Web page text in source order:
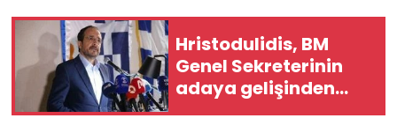
Hristodulidis, BM
Genel Sekreterinin
adaya gelişinden
önce siyasi parti
Yazarlar